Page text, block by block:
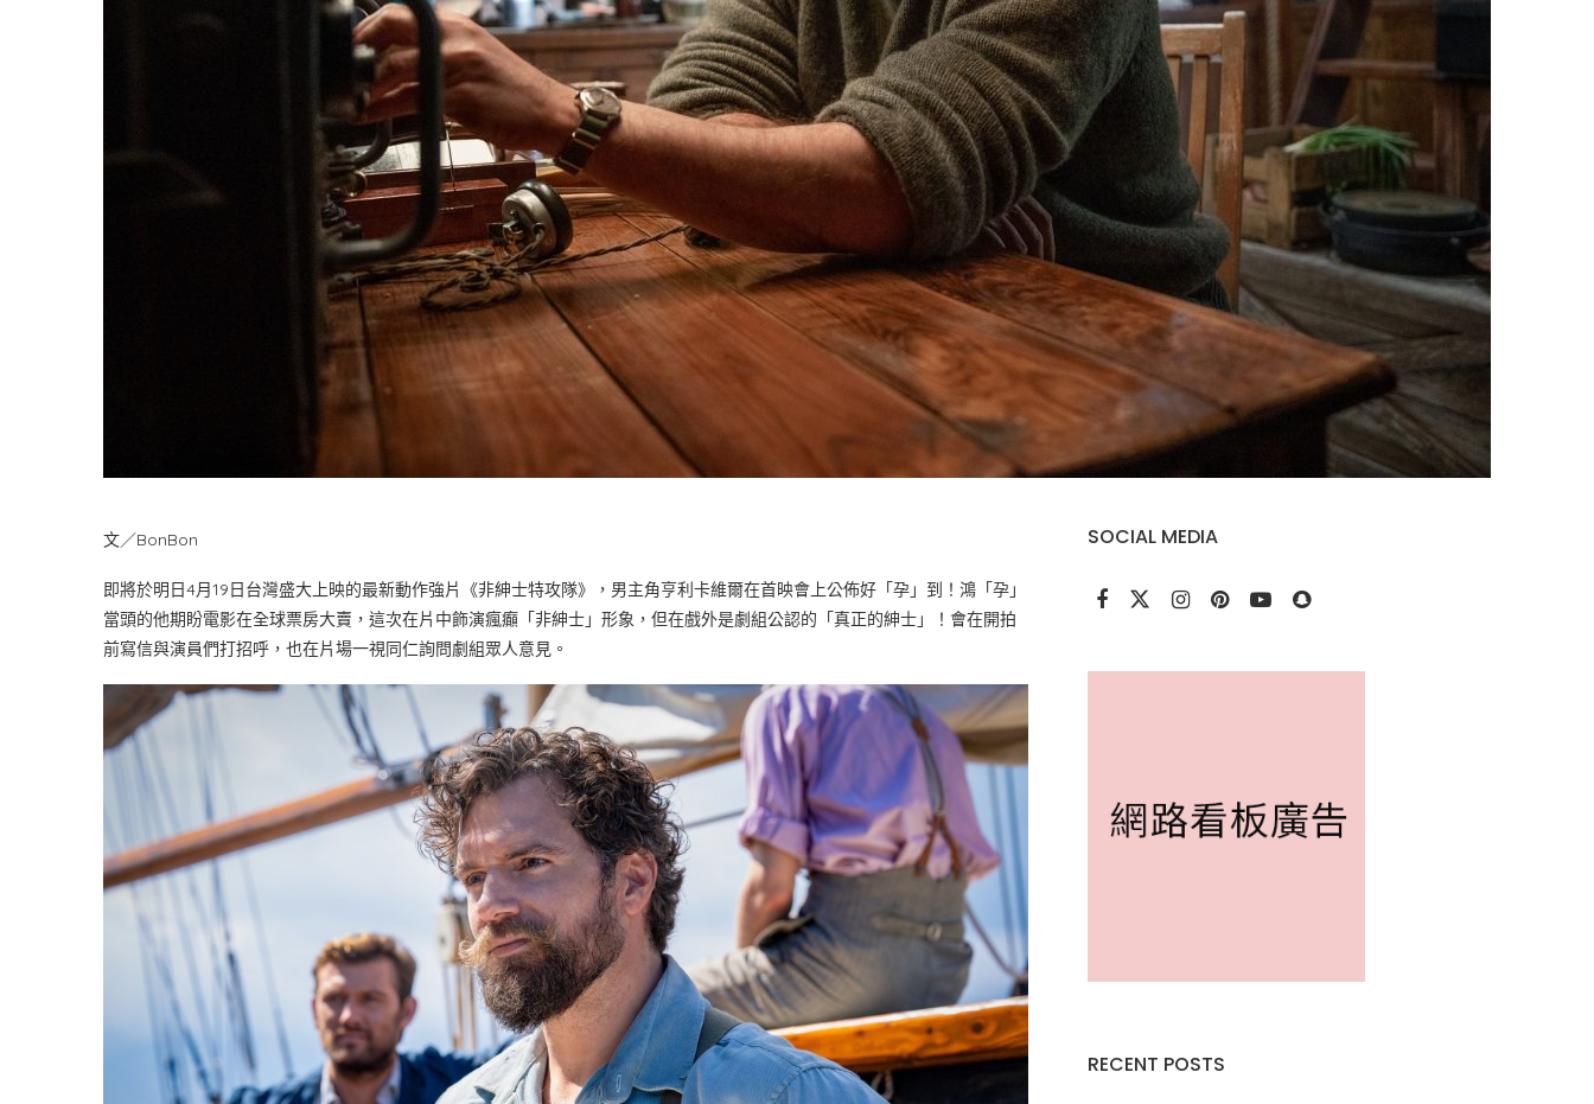
文／BonBon
即將於明日4月19日台灣盛大上映的最新動作強片《非紳士特攻隊》，男主角亨利卡維爾在首映會上公佈好「孕」到！鴻「孕」
當頭的他期盼電影在全球票房大賣，這次在片中飾演瘋癲「非紳士」形象，但在戲外是劇組公認的「真正的紳士」！會在開拍
前寫信與演員們打招呼，也在片場一視同仁詢問劇組眾人意見。
SOCIAL MEDIA
RECENT POSTS